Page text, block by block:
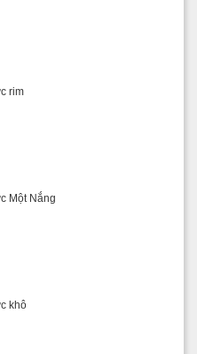
rim
Một Nắng
khô